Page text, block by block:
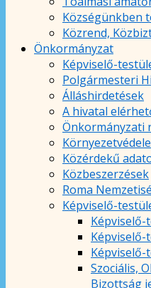
Községünkben
Közrend,
Önkormányzat
Képviselő-
Polgármesteri
Álláshirdetések
A hivatal
Önkormányzati
Közérdekű
Közbeszerzések
Roma
Képviselő-
Szociális,
Bizottság